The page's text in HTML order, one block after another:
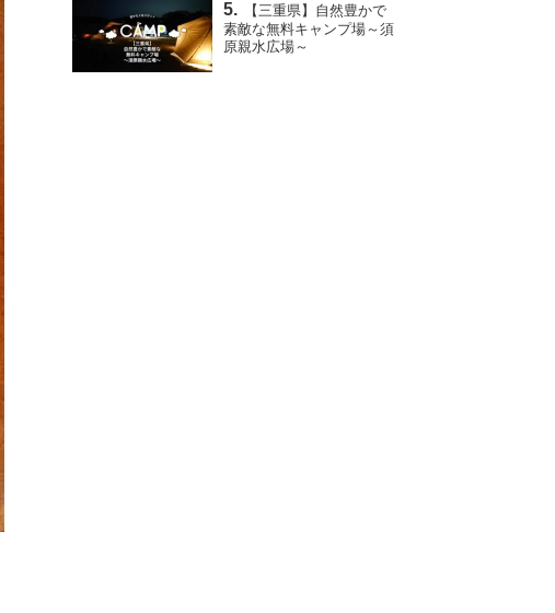
【三重県】自然豊かで
素敵な無料キャンプ場～須
原親水広場～